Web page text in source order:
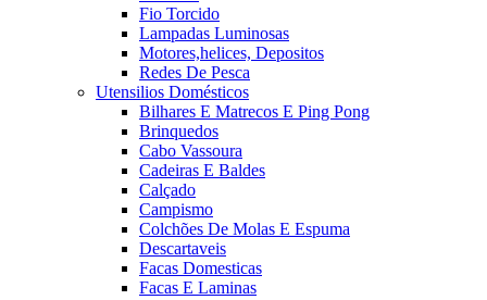
Fio Torcido
Lampadas Luminosas
Motores,helices, Depositos
Redes De Pesca
Utensilios Domésticos
Bilhares E Matrecos E Ping Pong
Brinquedos
Cabo Vassoura
Cadeiras E Baldes
Calçado
Campismo
Colchões De Molas E Espuma
Descartaveis
Facas Domesticas
Facas E Laminas